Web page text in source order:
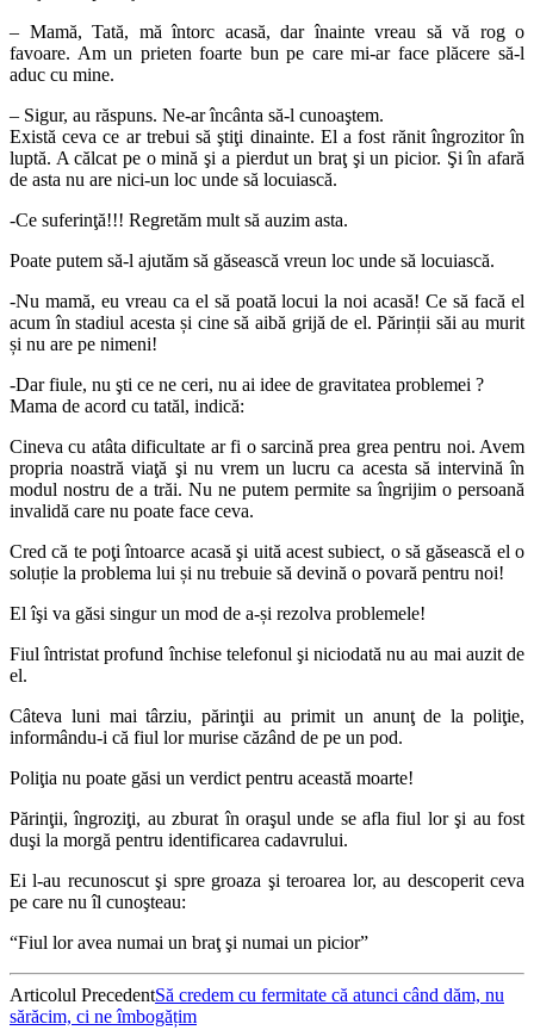
– Mamă, Tată, mă întorc acasă, dar înainte vreau să vă rog o
favoare. Am un prieten foarte bun pe care mi-ar face plăcere să-l
aduc cu mine.
– Sigur, au răspuns. Ne-ar încânta să-l cunoaştem.
Există ceva ce ar trebui să ştiţi dinainte. El a fost rănit îngrozitor în
luptă. A călcat pe o mină şi a pierdut un braţ şi un picior. Şi în afară
de asta nu are nici-un loc unde să locuiască.
-Ce suferinţă!!! Regretăm mult să auzim asta.
Poate putem să-l ajutăm să găsească vreun loc unde să locuiască.
-Nu mamă, eu vreau ca el să poată locui la noi acasă! Ce să facă el
acum în stadiul acesta și cine să aibă grijă de el. Părinții săi au murit
și nu are pe nimeni!
-Dar fiule, nu şti ce ne ceri, nu ai idee de gravitatea problemei ?
Mama de acord cu tatăl, indică:
Cineva cu atâta dificultate ar fi o sarcină prea grea pentru noi. Avem
propria noastră viaţă şi nu vrem un lucru ca acesta să intervină în
modul nostru de a trăi. Nu ne putem permite sa îngrijim o persoană
invalidă care nu poate face ceva.
Cred că te poţi întoarce acasă şi uită acest subiect, o să găsească el o
soluție la problema lui și nu trebuie să devină o povară pentru noi!
El îşi va găsi singur un mod de a-și rezolva problemele!
Fiul întristat profund închise telefonul şi niciodată nu au mai auzit de
el.
Câteva luni mai târziu, părinţii au primit un anunţ de la poliţie,
informându-i că fiul lor murise căzând de pe un pod.
Poliţia nu poate găsi un verdict pentru această moarte!
Părinţii, îngroziţi, au zburat în oraşul unde se afla fiul lor şi au fost
duşi la morgă pentru identificarea cadavrului.
Ei l-au recunoscut şi spre groaza şi teroarea lor, au descoperit ceva
pe care nu îl cunoşteau:
“Fiul lor avea numai un braţ şi numai un picior”
Articolul PrecedentSă credem cu fermitate că atunci când dăm, nu
sărăcim, ci ne îmbogățim